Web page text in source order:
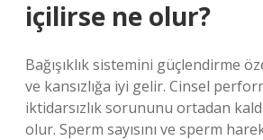
içilirse ne olur?
Bağışıklık sistemini güçlendirme
ve kansızlığa iyi gelir. Cinsel
iktidarsızlık sorununu ortadan
olur. Sperm sayısını ve sperm